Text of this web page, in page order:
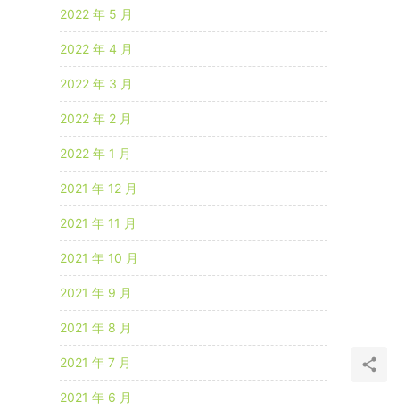
2022 年 5 月
2022 年 4 月
2022 年 3 月
2022 年 2 月
2022 年 1 月
2021 年 12 月
2021 年 11 月
2021 年 10 月
2021 年 9 月
2021 年 8 月
2021 年 7 月
2021 年 6 月